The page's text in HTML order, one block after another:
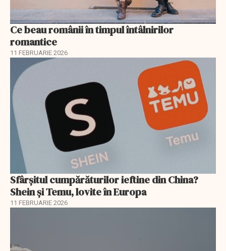
Ce beau românii în timpul întâlnirilor
romantice
11 FEBRUARIE 2026
Sfârșitul cumpărăturilor ieftine din China?
Shein și Temu, lovite în Europa
11 FEBRUARIE 2026